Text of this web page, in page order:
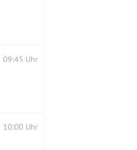
09:45 Uhr
10:00 Uhr